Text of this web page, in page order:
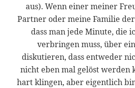
aus). Wenn einer meiner
Partner oder meine Familie
dass man jede Minute, die
verbringen muss, über
diskutieren, dass entweder
nicht eben mal gelöst werden
hart klingen, aber eigentlich